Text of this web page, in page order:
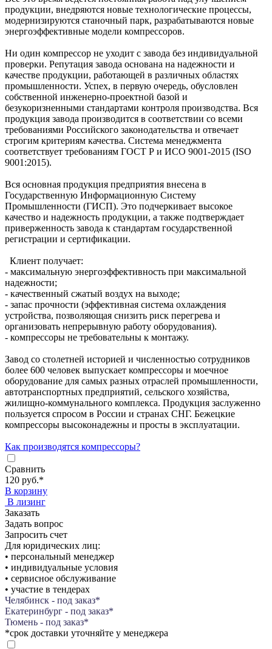
продукции, внедряются новые технологические процессы,
модернизируются станочный парк, разрабатываются новые
энергоэффективные модели компрессоров.
Ни один компрессор не уходит с завода без индивидуальной
проверки. Репутация завода основана на надежности и
качестве продукции, работающей в различных областях
промышленности. Успех, в первую очередь, обусловлен
собственной инженерно-проектной базой и
безукоризненными стандартами контроля производства. Вся
продукция завода производится в соответствии со всеми
требованиями Российского законодательства и отвечает
строгим критериям качества. Система менеджмента
соответствует требованиям ГОСТ Р и ИСО 9001-2015 (ISO
9001:2015).
Вся основная продукция предприятия внесена в
Государственную Информационную Систему
Промышленности (ГИСП). Это подчеркивает высокое
качество и надежность продукции, а также подтверждает
приверженность завода к стандартам государственной
регистрации и сертификации.
Клиент получает:
- максимальную энергоэффективность при максимальной
надежности;
- качественный сжатый воздух на выходе;
- запас прочности (эффективная система охлаждения
устройства, позволяющая снизить риск перегрева и
организовать непрерывную работу оборудования).
- компрессоры не требовательны к монтажу.
Завод со столетней историей и численностью сотрудников
более 600 человек выпускает компрессоры и моечное
оборудование для самых разных отраслей промышленности,
автотранспортных предприятий, сельского хозяйства,
жилищно-коммунального комплекса. Продукция заслуженно
пользуется спросом в России и странах СНГ. Бежецкие
компрессоры высоконадежны и просты в эксплуатации.
Как производятся компрессоры?
Сравнить
120 руб.*
В корзину
В лизинг
Заказать
Задать вопрос
Запросить счет
Для юридических лиц:
• персональный менеджер
• индивидуальные условия
• сервисное обслуживание
• участие в тендерах
Челябинск - под заказ*
Екатеринбург - под заказ*
Тюмень - под заказ*
*срок доставки уточняйте у менеджера